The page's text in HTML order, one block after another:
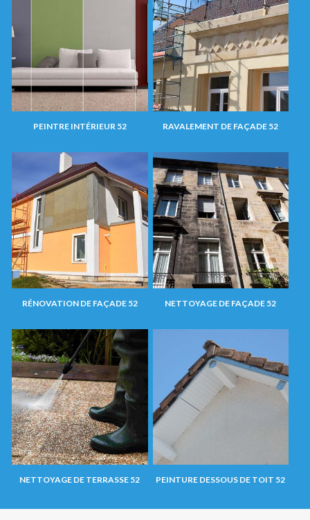
PEINTRE INTÉRIEUR 52 RAVALEMENT DE FAÇADE 52
RÉNOVATION DE FAÇADE 52 NETTOYAGE DE FAÇADE 52
NETTOYAGE DE TERRASSE 52 PEINTURE DESSOUS DE TOIT 52